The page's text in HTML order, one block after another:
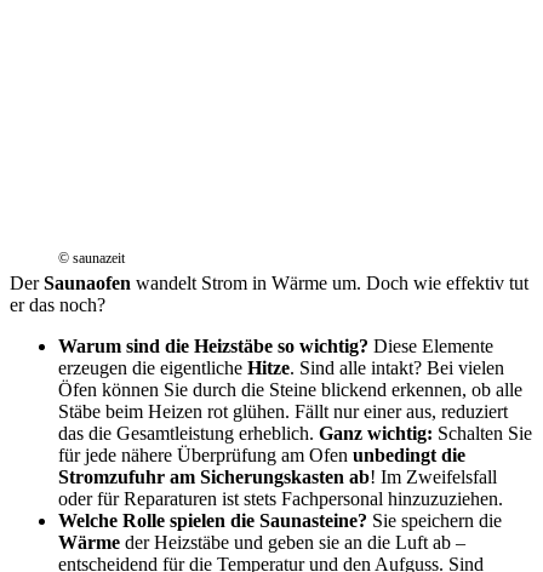
© saunazeit
DerSaunaofen wandelt Strom in Wärme um. Doch wie effektiv tut
er das noch?
Warum sind die Heizstäbe so wichtig? Diese Elemente
erzeugen die eigentliche Hitze. Sind alle intakt? Bei vielen
Öfen können Sie durch die Steine blickend erkennen, ob alle
Stäbe beim Heizen rot glühen. Fällt nur einer aus, reduziert
das die Gesamtleistung erheblich. Ganz wichtig: Schalten Sie
für jede nähere Überprüfung am Ofen unbedingt die
Stromzufuhr am Sicherungskasten ab! Im Zweifelsfall
oder für Reparaturen ist stets Fachpersonal hinzuzuziehen.
Welche Rolle spielen die Saunasteine? Sie speichern die
Wärme der Heizstäbe und geben sie an die Luft ab –
entscheidend für die Temperatur und den Aufguss. Sind